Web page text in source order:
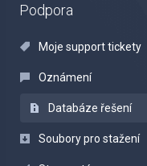
Podpora
Moje support tickety
Oznámení
Databáze řešení
Soubory pro stažení